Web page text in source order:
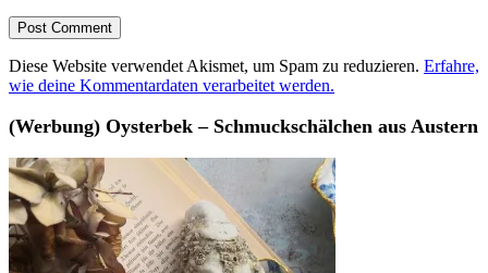
Diese Website verwendet Akismet, um Spam zu reduzieren. Erfahre,
wie deine Kommentardaten verarbeitet werden.
(Werbung) Oysterbek – Schmuckschälchen aus Austern